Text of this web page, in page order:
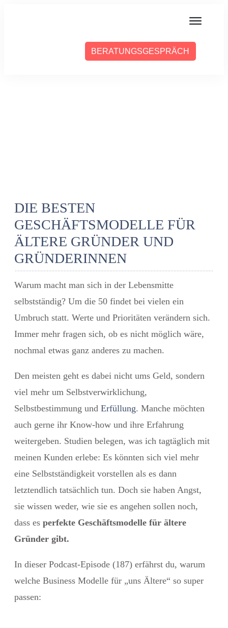
BERATUNGSGESPRÄCH
DIE BESTEN
GESCHÄFTSMODELLE FÜR
ÄLTERE GRÜNDER UND
GRÜNDERINNEN
Warum macht man sich in der Lebensmitte
selbstständig? Um die 50 findet bei vielen ein
Umbruch statt. Werte und Prioritäten verändern sich.
Immer mehr fragen sich, ob es nicht möglich wäre,
nochmal etwas ganz anderes zu machen.
Den meisten geht es dabei nicht ums Geld, sondern
viel mehr um Selbstverwirklichung,
Selbstbestimmung und Erfüllung. Manche möchten
auch gerne ihr Know-how und ihre Erfahrung
weitergeben. Studien belegen, was ich tagtäglich mit
meinen Kunden erlebe: Es könnten sich viel mehr
eine Selbstständigkeit vorstellen als es dann
letztendlich tatsächlich tun. Doch sie haben Angst,
sie wissen weder, wie sie es angehen sollen noch,
dass es perfekte Geschäftsmodelle für ältere
Gründer gibt.
In dieser Podcast-Episode (187) erfährst du, warum
welche Business Modelle für „uns Ältere“ so super
passen: